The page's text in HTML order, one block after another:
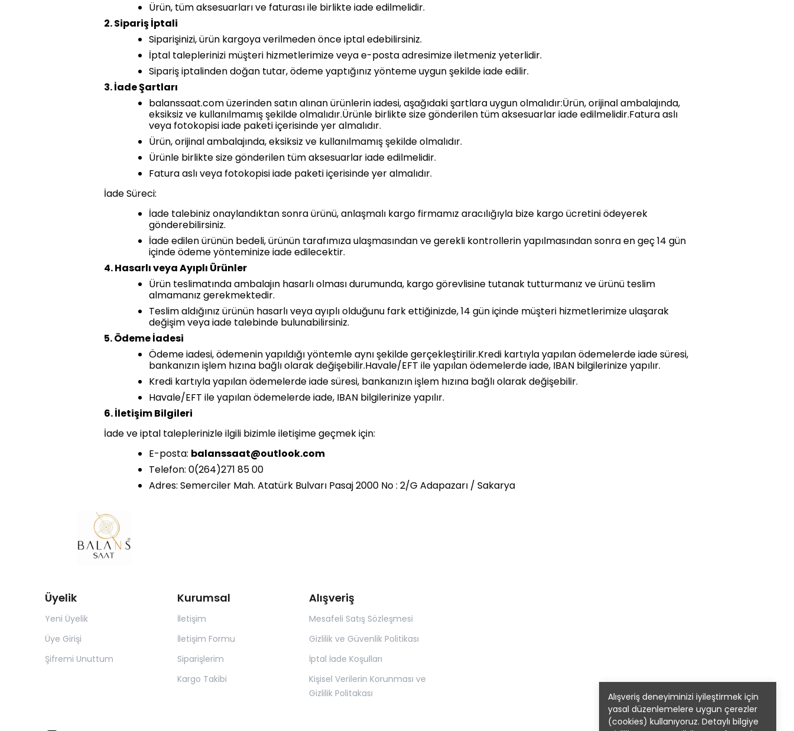
Alışveriş deneyiminizi iyileştirmek için
yasal düzenlemelere uygun çerezler
(cookies) kullanıyoruz. Detaylı bilgiye
Ürün, tüm aksesuarları ve faturası ile birlikte iade edilmelidir.
2. Sipariş İptali
Siparişinizi, ürün kargoya verilmeden önce iptal edebilirsiniz.
İptal taleplerinizi müşteri hizmetlerimize veya e-posta adresimize iletmeniz yeterlidir.
Sipariş iptalinden doğan tutar, ödeme yaptığınız yönteme uygun şekilde iade edilir.
3. İade Şartları
balanssaat.com üzerinden satın alınan ürünlerin iadesi, aşağıdaki şartlara uygun olmalıdır:Ürün, orijinal ambalajında,
eksiksiz ve kullanılmamış şekilde olmalıdır.Ürünle birlikte size gönderilen tüm aksesuarlar iade edilmelidir.Fatura aslı
veya fotokopisi iade paketi içerisinde yer almalıdır.
Ürün, orijinal ambalajında, eksiksiz ve kullanılmamış şekilde olmalıdır.
Ürünle birlikte size gönderilen tüm aksesuarlar iade edilmelidir.
Fatura aslı veya fotokopisi iade paketi içerisinde yer almalıdır.
İade Süreci:
İade talebiniz onaylandıktan sonra ürünü, anlaşmalı kargo firmamız aracılığıyla bize kargo ücretini ödeyerek
gönderebilirsiniz.
İade edilen ürünün bedeli, ürünün tarafımıza ulaşmasından ve gerekli kontrollerin yapılmasından sonra en geç 14 gün
içinde ödeme yönteminize iade edilecektir.
4. Hasarlı veya Ayıplı Ürünler
Ürün teslimatında ambalajın hasarlı olması durumunda, kargo görevlisine tutanak tutturmanız ve ürünü teslim
almamanız gerekmektedir.
Teslim aldığınız ürünün hasarlı veya ayıplı olduğunu fark ettiğinizde, 14 gün içinde müşteri hizmetlerimize ulaşarak
değişim veya iade talebinde bulunabilirsiniz.
5. Ödeme İadesi
Ödeme iadesi, ödemenin yapıldığı yöntemle aynı şekilde gerçekleştirilir.Kredi kartıyla yapılan ödemelerde iade süresi,
bankanızın işlem hızına bağlı olarak değişebilir.Havale/EFT ile yapılan ödemelerde iade, IBAN bilgilerinize yapılır.
Kredi kartıyla yapılan ödemelerde iade süresi, bankanızın işlem hızına bağlı olarak değişebilir.
Havale/EFT ile yapılan ödemelerde iade, IBAN bilgilerinize yapılır.
6. İletişim Bilgileri
İade ve iptal taleplerinizle ilgili bizimle iletişime geçmek için:
E-posta: balanssaat@outlook.com
Telefon: 0(264)271 85 00
Adres: Semerciler Mah. Atatürk Bulvarı Pasaj 2000 No : 2/G Adapazarı / Sakarya
Üyelik
Yeni Üyelik
Üye Girişi
Şifremi Unuttum
Kurumsal
İletişim
İletişim Formu
Siparişlerim
Kargo Takibi
Alışveriş
Mesafeli Satış Sözleşmesi
Gizlilik ve Güvenlik Politikası
İptal İade Koşulları
Kişisel Verilerin Korunması ve
Gizlilik Politakası